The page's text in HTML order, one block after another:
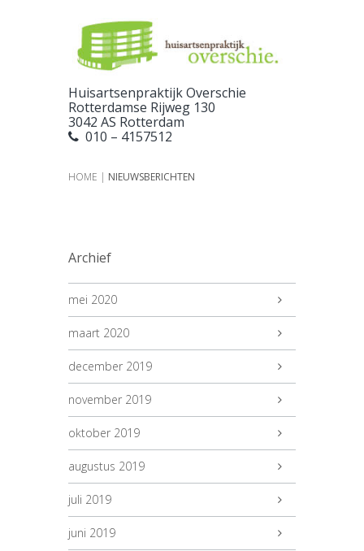
Huisartsenpraktijk Overschie
Rotterdamse Rijweg 130
3042 AS Rotterdam
010 – 4157512
HOME | NIEUWSBERICHTEN
Archief
mei 2020
maart 2020
december 2019
november 2019
oktober 2019
augustus 2019
juli 2019
juni 2019